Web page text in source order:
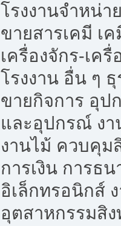
โรงงานจำหน่
ขายสารเคมี เ
เครื่องจักร-เค
โรงงาน อื่น ๆ
ขายกิจการ อุป
และอุปกรณ์ ง
งานไม้ ควบคุม
การเงิน การธ
อิเล็กทรอนิกส์
อุตสาหกรรมสิ